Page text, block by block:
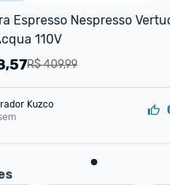
Espresso Nespresso
110V
R$ 409,99
Kuzco